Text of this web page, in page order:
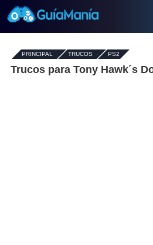
PRINCIPAL - TRUCOS- PS2
Trucos para Tony Hawk´s